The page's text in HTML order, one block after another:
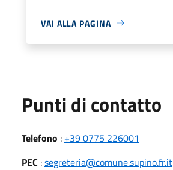
VAI ALLA PAGINA
Punti di contatto
Telefono : +39 0775 226001
PEC :segreteria@comune.supino.fr.it